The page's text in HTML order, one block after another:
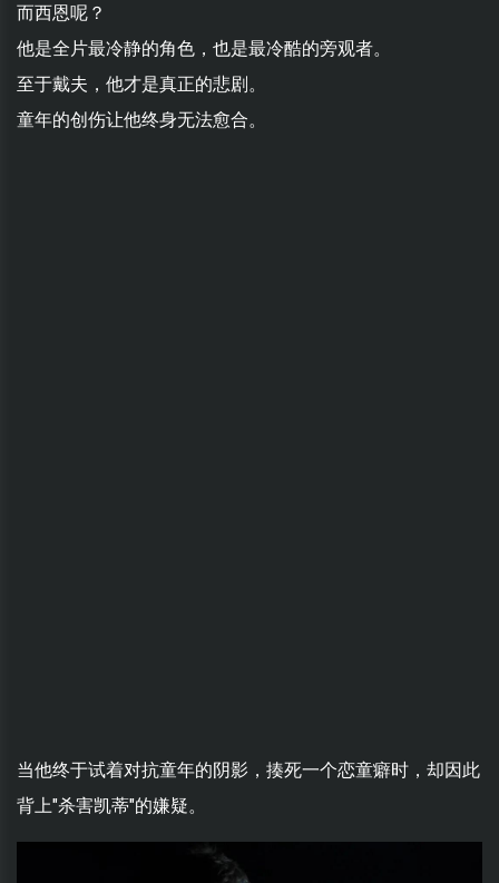
而西恩呢？
他是全片最冷静的角色，也是最冷酷的旁观者。
至于戴夫，他才是真正的悲剧。
童年的创伤让他终身无法愈合。
当他终于试着对抗童年的阴影，揍死一个恋童癖时，却因此
背上"杀害凯蒂"的嫌疑。